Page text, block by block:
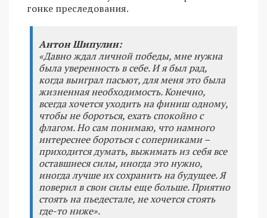
гонке преследования.
Антон Шипулин:
«Давно ждал личной победы, мне нужна
была уверенность в себе. И я был рад,
когда выиграл пасьют, для меня это была
жизненная необходимость. Конечно,
всегда хочется уходить на финиш одному,
чтобы не бороться, ехать спокойно с
флагом. Но сам понимаю, что намного
интереснее бороться с соперниками –
приходится думать, выжимать из себя все
оставшиеся силы, иногда это нужно,
иногда лучше их сохранить на будущее. Я
поверил в свои силы еще больше. Приятно
стоять на пьедестале, не хочется стоять
где-то ниже».